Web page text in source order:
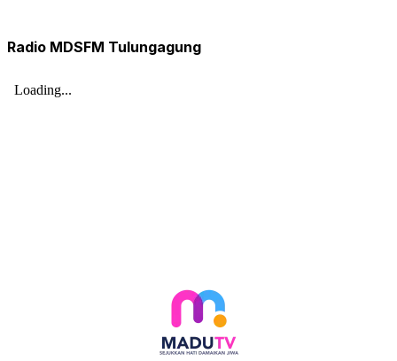
Radio MDSFM Tulungagung